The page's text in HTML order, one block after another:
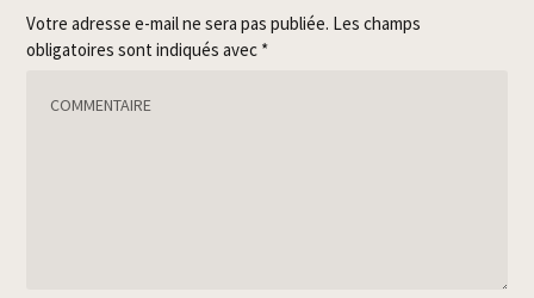
Votre adresse e-mail ne sera pas publiée. Les champs
obligatoires sont indiqués avec *